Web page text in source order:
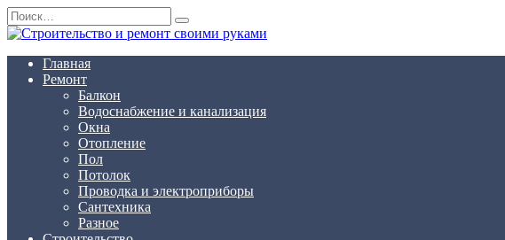
Перейти
к
содержанию
Search
for:
Главная
Ремонт
Балкон
Водоснабжение и канализация
Окна
Отопление
Пол
Потолок
Проводка и электроприборы
Сантехника
Разное